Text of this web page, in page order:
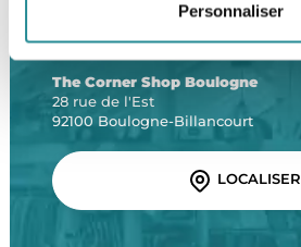
Personnaliser
LE SHOP
The Corner Shop Boulogne
28 rue de l'Est
92100 Boulogne-Billancourt
LOCALISER